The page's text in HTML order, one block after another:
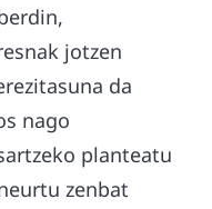
jotzen
da
nago
planteatu
zenbat